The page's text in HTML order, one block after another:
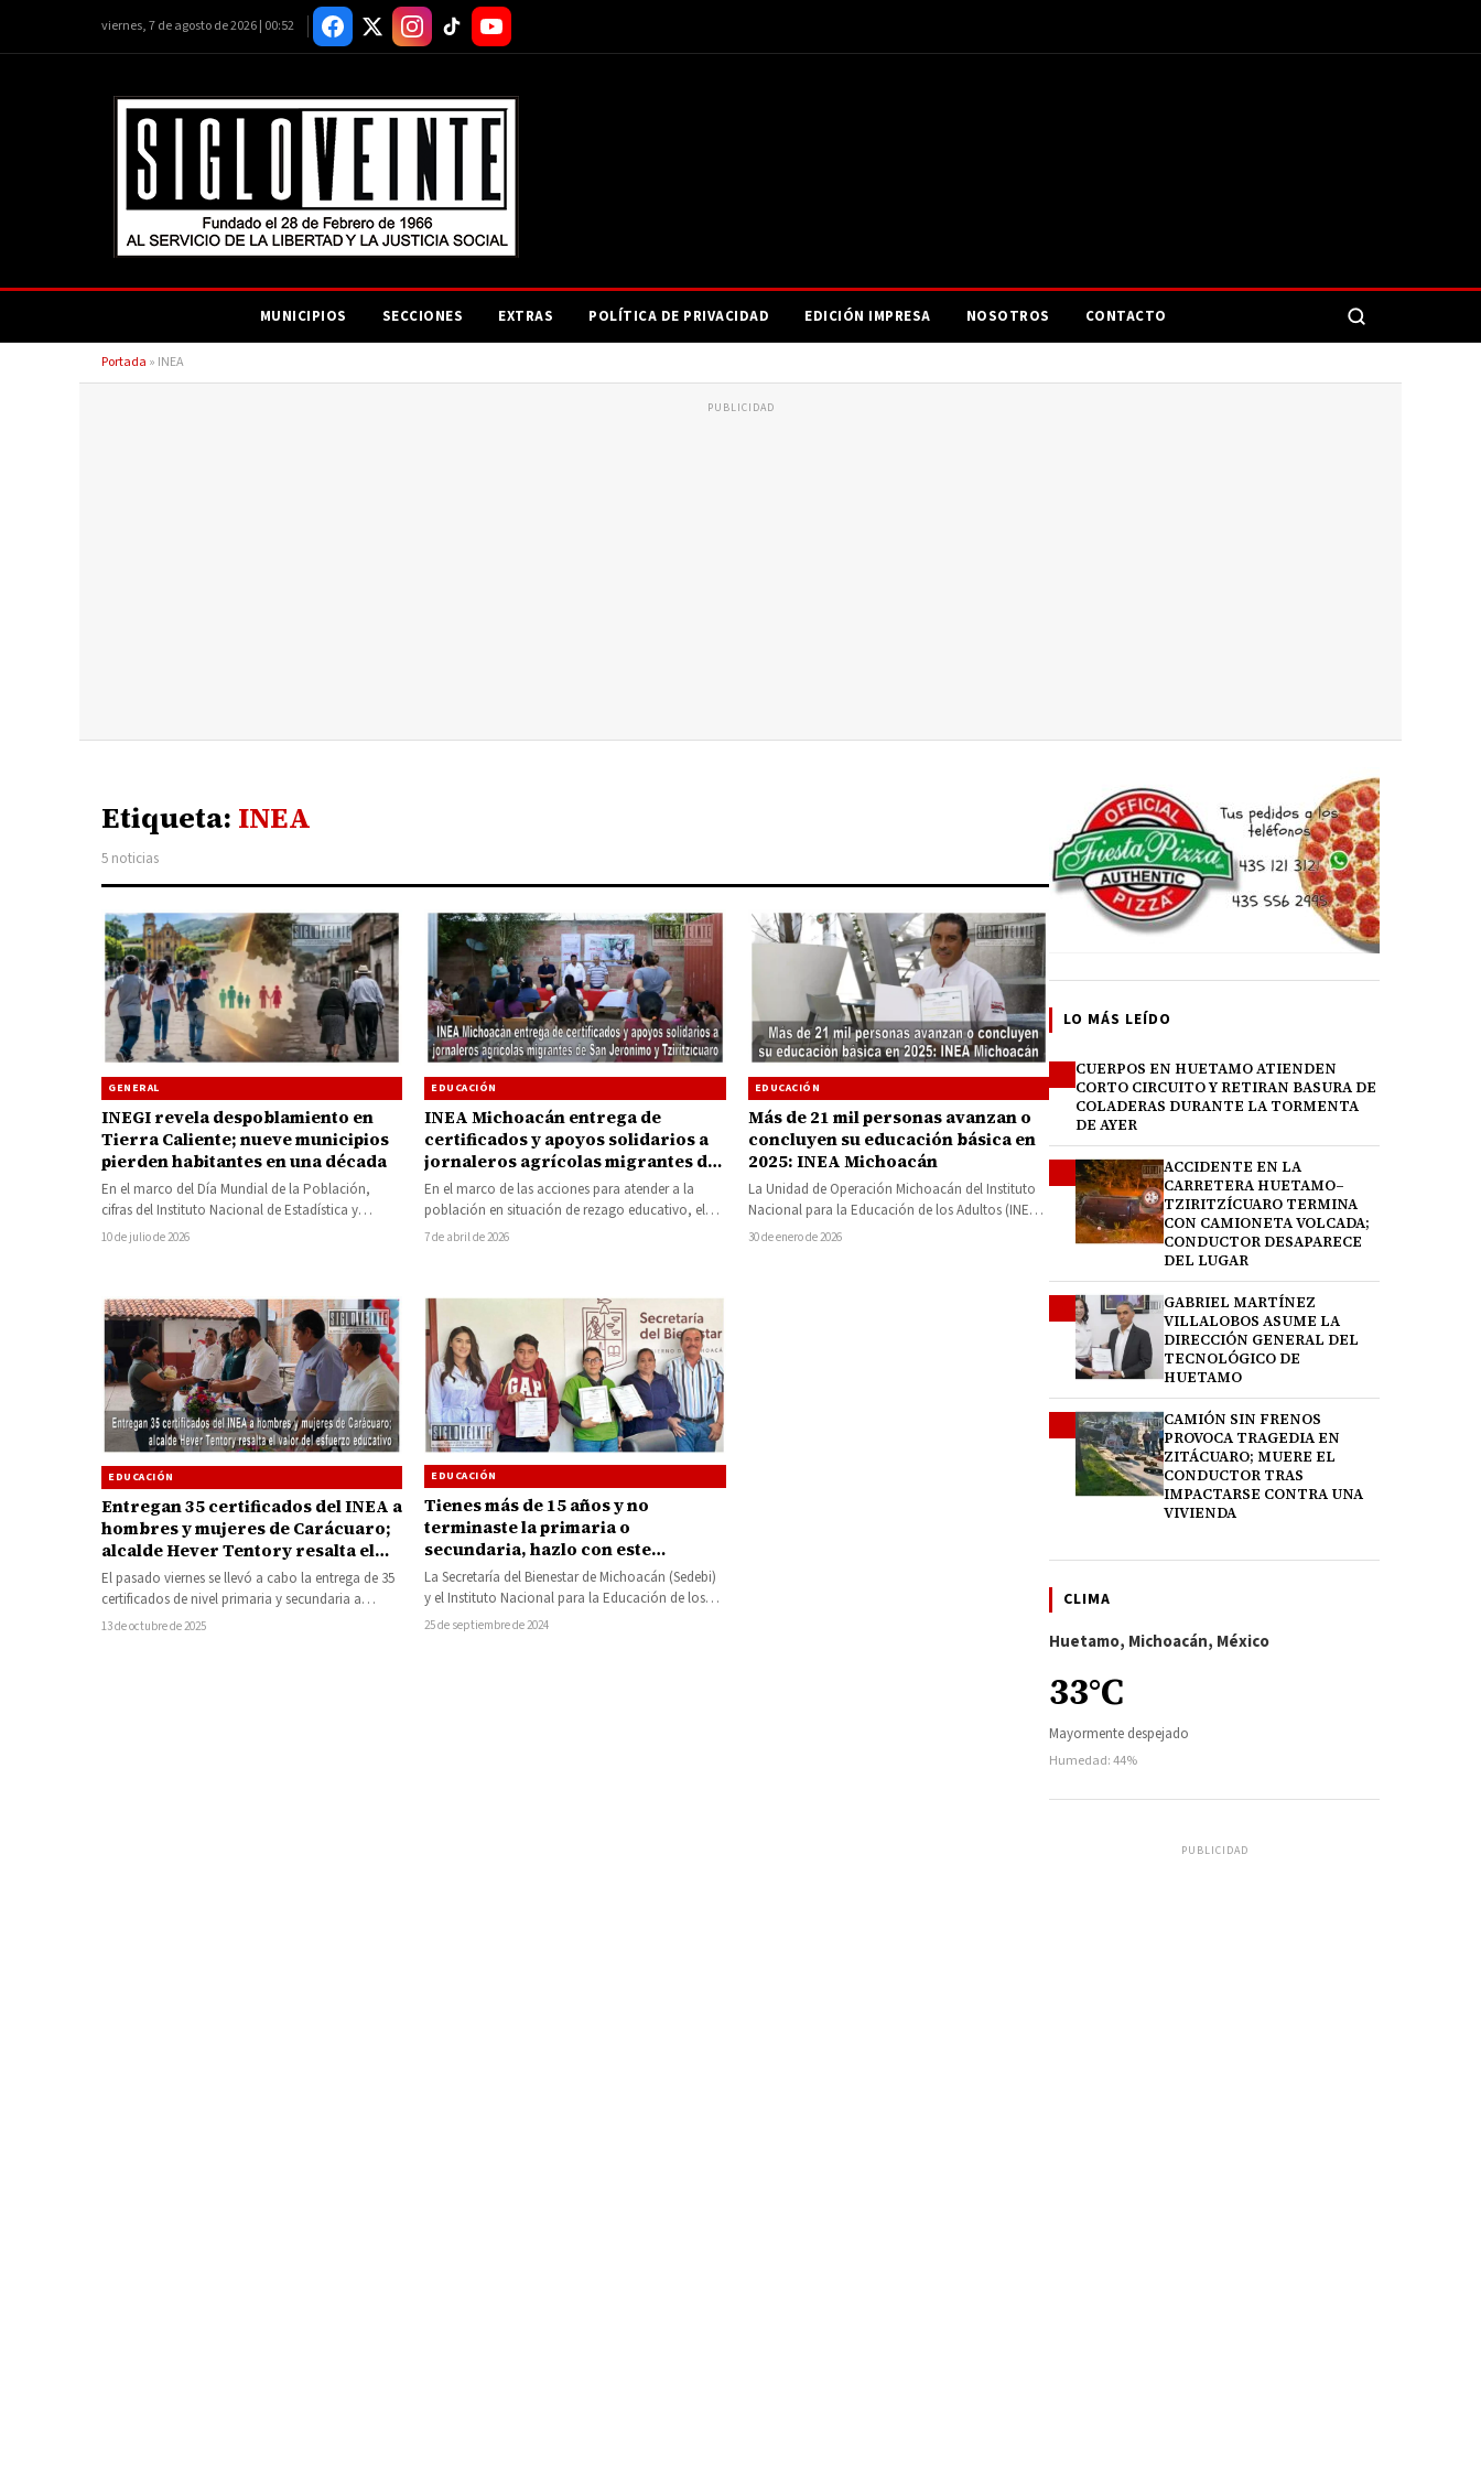
viernes, 7 de agosto de 2026 | 00:52
MUNICIPIOS SECCIONES EXTRAS POLÍTICA DE PRIVACIDAD EDICIÓN IMPRESA NOSOTROS CONTACTO
Portada » INEA
PUBLICIDAD
Etiqueta: INEA
5 noticias
GENERAL
INEGI revela despoblamiento en
Tierra Caliente; nueve municipios
pierden habitantes en una década
En el marco del Día Mundial de la Población,
cifras del Instituto Nacional de Estadística y
Geografía (INEGI) muestran un…
10 de julio de 2026
EDUCACIÓN
INEA Michoacán entrega de
certificados y apoyos solidarios a
jornaleros agrícolas migrantes de
San Jerónimo y Tziritzícuaro
En el marco de las acciones para atender a la
población en situación de rezago educativo, el
Instituto Nacional para…
7 de abril de 2026
EDUCACIÓN
Más de 21 mil personas avanzan o
concluyen su educación básica en
2025: INEA Michoacán
La Unidad de Operación Michoacán del Instituto
Nacional para la Educación de los Adultos (INEA)
destacó a nivel nacional al…
30 de enero de 2026
EDUCACIÓN
Entregan 35 certificados del INEA a
hombres y mujeres de Carácuaro;
alcalde Hever Tentory resalta el
valor del esfuerzo educativo
El pasado viernes se llevó a cabo la entrega de 35
certificados de nivel primaria y secundaria a
hombres y…
13 de octubre de 2025
EDUCACIÓN
Tienes más de 15 años y no
terminaste la primaria o
secundaria, hazlo con este
programa de la Secretaría del
Bienestar
La Secretaría del Bienestar de Michoacán (Sedebi)
y el Instituto Nacional para la Educación de los
Adultos (INEA) han entregado…
25 de septiembre de 2024
LO MÁS LEÍDO
CUERPOS EN HUETAMO ATIENDEN
CORTO CIRCUITO Y RETIRAN BASURA DE
COLADERAS DURANTE LA TORMENTA
DE AYER
ACCIDENTE EN LA
CARRETERA HUETAMO–
TZIRITZÍCUARO TERMINA
CON CAMIONETA VOLCADA;
CONDUCTOR DESAPARECE
DEL LUGAR
GABRIEL MARTÍNEZ
VILLALOBOS ASUME LA
DIRECCIÓN GENERAL DEL
TECNOLÓGICO DE
HUETAMO
CAMIÓN SIN FRENOS
PROVOCA TRAGEDIA EN
ZITÁCUARO; MUERE EL
CONDUCTOR TRAS
IMPACTARSE CONTRA UNA
VIVIENDA
CLIMA
Huetamo, Michoacán, México
33°C
Mayormente despejado
Humedad: 44%
PUBLICIDAD